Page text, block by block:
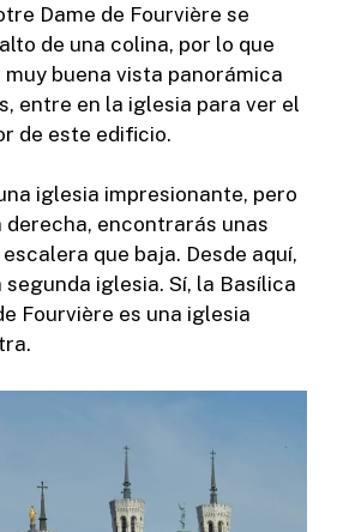
Dame de Fourvière se
de una colina, por lo que
buena vista panorámica
entre en la iglesia para ver el
de este edificio.
iglesia impresionante, pero
derecha, encontrarás unas
que baja. Desde aquí,
iglesia. Sí, la Basílica
Fourvière es una iglesia